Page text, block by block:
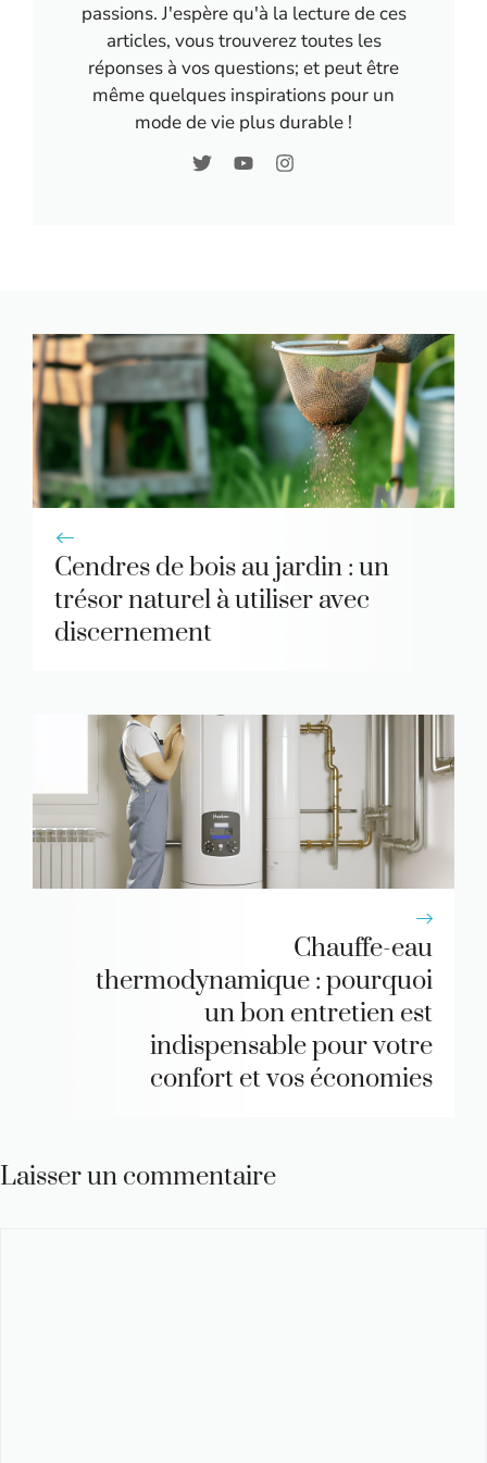
passions. J'espère qu'à la lecture de ces
articles, vous trouverez toutes les
réponses à vos questions; et peut être
même quelques inspirations pour un
mode de vie plus durable !
Cendres de bois au jardin : un
trésor naturel à utiliser avec
discernement
Chauffe-eau
thermodynamique : pourquoi
un bon entretien est
indispensable pour votre
confort et vos économies
Laisser un commentaire